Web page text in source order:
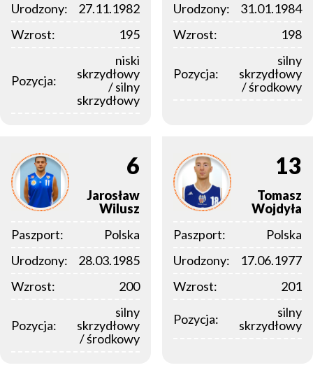
Urodzony:
27.11.1982
Wzrost:
195
Pozycja:
niski
skrzydłowy
/ silny
skrzydłowy
Urodzony:
31.01.1984
Wzrost:
198
Pozycja:
silny
skrzydłowy
/ środkowy
6
Jarosław
Wilusz
Paszport:
Polska
Urodzony:
28.03.1985
Wzrost:
200
Pozycja:
silny
skrzydłowy
/ środkowy
13
Tomasz
Wojdyła
Paszport:
Polska
Urodzony:
17.06.1977
Wzrost:
201
Pozycja:
silny
skrzydłowy